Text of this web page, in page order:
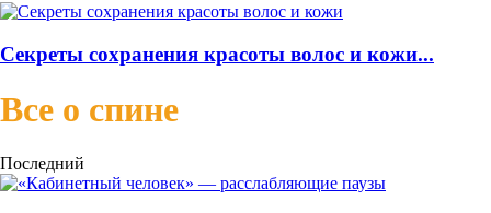
Секреты сохранения красоты волос и кожи...
Все о спине
Последний